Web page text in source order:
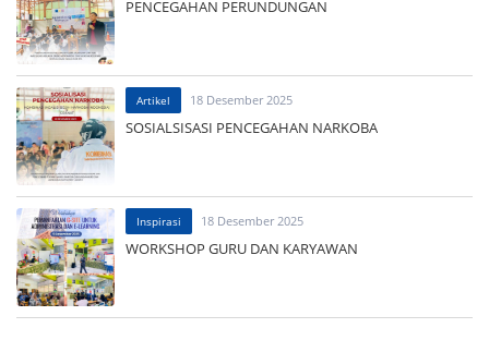
PENCEGAHAN PERUNDUNGAN
Artikel 18 Desember 2025
SOSIALSISASI PENCEGAHAN NARKOBA
Inspirasi 18 Desember 2025
WORKSHOP GURU DAN KARYAWAN